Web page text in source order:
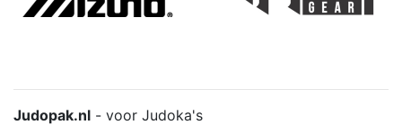
Judopak.nl - voor Judoka's